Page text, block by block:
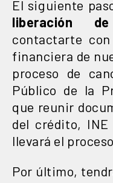
El siguiente
liberación
contactarte
financiera de
proceso de
Público de la
que reunir
del crédito,
llevará el proceso.
Por último,